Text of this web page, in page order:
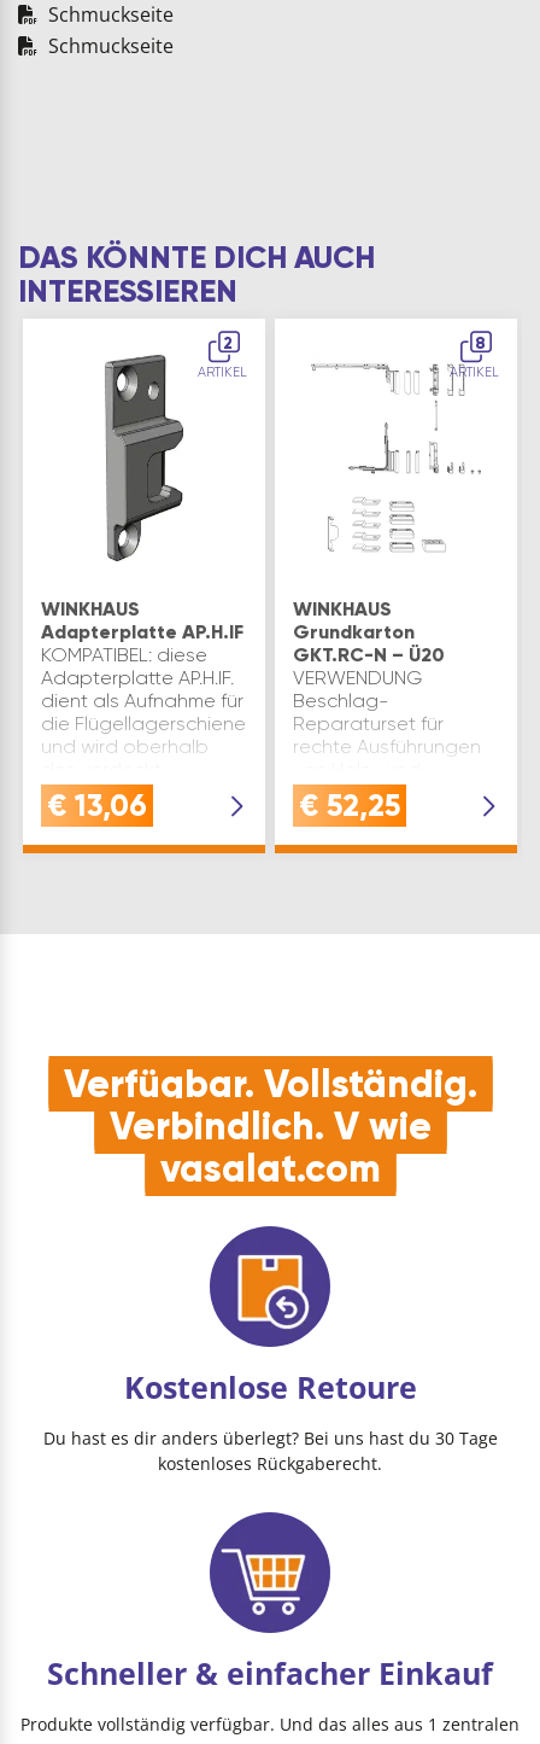
Schmuckseite
Schmuckseite
DAS KÖNNTE DICH AUCH
INTERESSIEREN
2
ARTIKEL
WINKHAUS
Adapterplatte AP.H.IF
KOMPATIBEL: diese
Adapterplatte AP.H.IF.
dient als Aufnahme für
die Flügellagerschiene
und wird oberhalb
liegenden Ecklagers
angebrachtSPEZIFIKATION:
Falztiefe: 24 mm…
€ 13,06
8
ARTIKEL
WINKHAUS
Grundkarton
GKT.RC-N – Ü20
VERWENDUNG
Beschlag-
Reparaturset für
rechte Ausführungen
Kunststofffenstern im
Winkhaus activPilot
Gefertigt aus
€ 52,25
Verfügbar. Vollständig.
Verbindlich. V wie
vasalat.com
Kostenlose Retoure
Du hast es dir anders überlegt? Bei uns hast du 30 Tage
kostenloses Rückgaberecht.
Schneller & einfacher Einkauf
Produkte vollständig verfügbar. Und das alles aus 1 zentralen